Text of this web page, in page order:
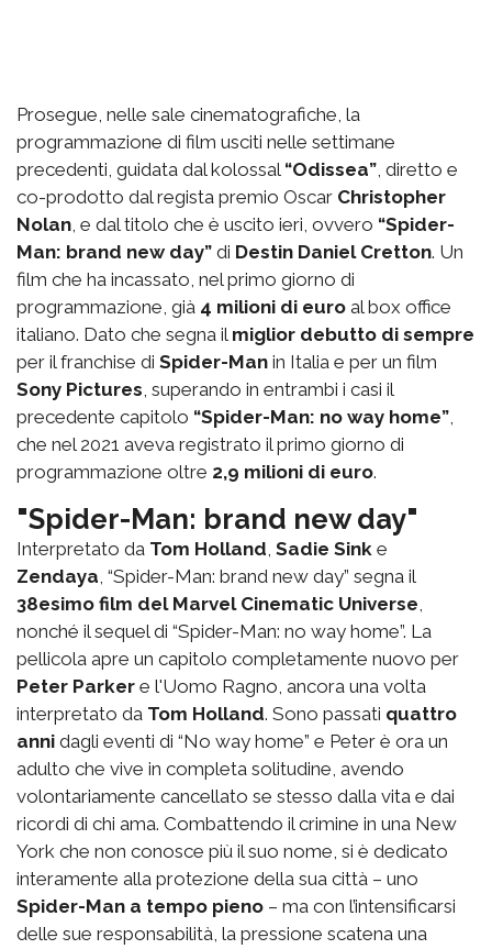
Prosegue, nelle sale cinematografiche, la
programmazione di film usciti nelle settimane
precedenti, guidata dal kolossal “Odissea”, diretto e
co-prodotto dal regista premio Oscar Christopher
Nolan, e dal titolo che è uscito ieri, ovvero “Spider-
Man: brand new day” di Destin Daniel Cretton. Un
film che ha incassato, nel primo giorno di
programmazione, già 4 milioni di euro al box office
italiano. Dato che segna il miglior debutto di sempre
per il franchise di Spider-Man in Italia e per un film
Sony Pictures, superando in entrambi i casi il
precedente capitolo “Spider-Man: no way home”,
che nel 2021 aveva registrato il primo giorno di
programmazione oltre 2,9 milioni di euro.
"Spider-Man: brand new day"
Interpretato da Tom Holland, Sadie Sink e
Zendaya, “Spider-Man: brand new day” segna il
38esimo film del Marvel Cinematic Universe,
nonché il sequel di “Spider-Man: no way home”. La
pellicola apre un capitolo completamente nuovo per
Peter Parker e l'Uomo Ragno, ancora una volta
interpretato da Tom Holland. Sono passati quattro
anni dagli eventi di “No way home” e Peter è ora un
adulto che vive in completa solitudine, avendo
volontariamente cancellato se stesso dalla vita e dai
ricordi di chi ama. Combattendo il crimine in una New
York che non conosce più il suo nome, si è dedicato
interamente alla protezione della sua città – uno
Spider-Man a tempo pieno – ma con l’intensificarsi
delle sue responsabilità, la pressione scatena una